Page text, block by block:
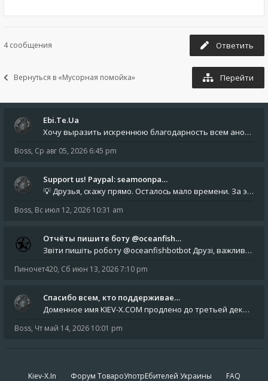
4 сообщения Ответить
Вернуться в «Мусорная помойка» Перейти
Ebi.Te.Ua
Хочу выразить искреннюю благодарность всем анонимным пользователям, которые поддержали наше сообщество финансово. Благод
Boss, Ср авг 05, 2026 6:45 pm
Support us! Paypal: seamoonpa…
💡 Друзья, скажу прямо. Осталось мало времени. За это время нам нужно закрыть последние обязательные расходы: около 500
Boss, Вс июл 12, 2026 10:31 am
Отчёты пишите боту @oceanfish…
Звіти пишіть роботу @oceanfishbotbot Друзі, важливе повідомлення для учасників форума. Основне звернення опублікован
Пиночет420, Сб июн 13, 2026 7:10 pm
Спасибо всем, кто поддерживае…
Доменное имя KIEV-X.COM продлено до третьей декады августа 2027 года! Спасибо всем анонимным пользователям, которые по
Boss, Чт май 14, 2026 10:01 pm
Kiev-X.In Форум ТовароУпотрЕбителей Украины FAQ